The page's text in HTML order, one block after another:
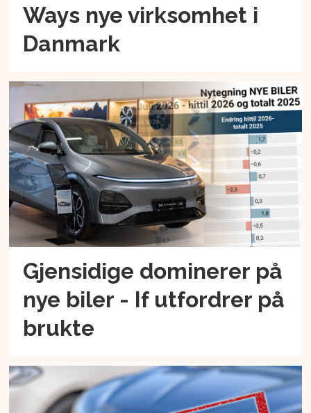
Ways nye virksomhet i
Danmark
Gjensidige dominerer på
nye biler - If utfordrer på
brukte